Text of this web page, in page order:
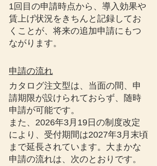
1回目の申請時点から、導入効果や
賃上げ状況をきちんと記録してお
くことが、将来の追加申請にもつ
ながります。
申請の流れ
カタログ注文型は、当面の間、申
請期限が設けられておらず、随時
申請が可能です。
また、2026年3月19日の制度改定
により、受付期間は2027年3月末頃
まで延長されています。大まかな
申請の流れは、次のとおりです。